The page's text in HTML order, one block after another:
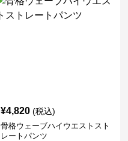
¥4,820 (税込)
骨格ウェーブハイウエストスト
レートパンツ